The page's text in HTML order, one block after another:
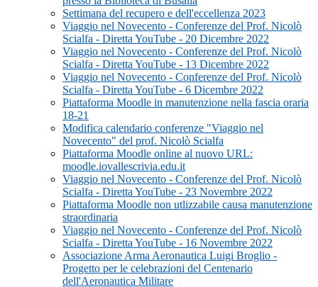
Settimana del recupero e dell'eccellenza 2023
Viaggio nel Novecento - Conferenze del Prof. Nicolò
Scialfa - Diretta YouTube - 20 Dicembre 2022
Viaggio nel Novecento - Conferenze del Prof. Nicolò
Scialfa - Diretta YouTube - 13 Dicembre 2022
Viaggio nel Novecento - Conferenze del Prof. Nicolò
Scialfa - Diretta YouTube - 6 Dicembre 2022
Piattaforma Moodle in manutenzione nella fascia oraria
18-21
Modifica calendario conferenze "Viaggio nel
Novecento" del prof. Nicolò Scialfa
Piattaforma Moodle online al nuovo URL:
moodle.iovallescrivia.edu.it
Viaggio nel Novecento - Conferenze del Prof. Nicolò
Scialfa - Diretta YouTube - 23 Novembre 2022
Piattaforma Moodle non utlizzabile causa manutenzione
straordinaria
Viaggio nel Novecento - Conferenze del Prof. Nicolò
Scialfa - Diretta YouTube - 16 Novembre 2022
Associazione Arma Aeronautica Luigi Broglio -
Progetto per le celebrazioni del Centenario
dell'Aeronautica Militare